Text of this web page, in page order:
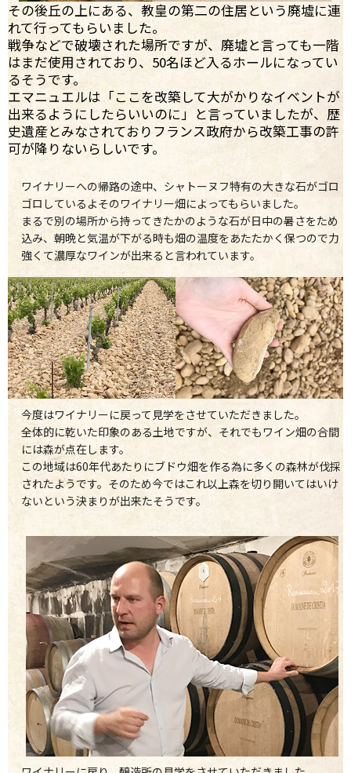
その後丘の上にある、教皇の第二の住居という廃墟に連
れて行ってもらいました。
戦争などで破壊された場所ですが、廃墟と言っても一階
はまだ使用されており、50名ほど入るホールになってい
るそうです。
エマニュエルは「ここを改築して大がかりなイベントが
出来るようにしたらいいのに」と言っていましたが、歴
史遺産とみなされておりフランス政府から改築工事の許
可が降りないらしいです。
ワイナリーへの帰路の途中、シャトーヌフ特有の大きな石がゴロ
ゴロしているよそのワイナリー畑によってもらいました。
まるで別の場所から持ってきたかのような石が日中の暑さをため
込み、朝晩と気温が下がる時も畑の温度をあたたかく保つので力
強くて濃厚なワインが出来ると言われています。
今度はワイナリーに戻って見学をさせていただきました。
全体的に乾いた印象のある土地ですが、それでもワイン畑の合間
には森が点在します。
この地域は60年代あたりにブドウ畑を作る為に多くの森林が伐採
されたようです。そのため今ではこれ以上森を切り開いてはいけ
ないという決まりが出来たそうです。